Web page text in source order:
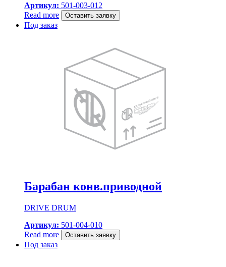
Артикул: 501-003-012
Read more
Оставить заявку
Под заказ
Барабан конв.приводной
DRIVE DRUM
Артикул: 501-004-010
Read more
Оставить заявку
Под заказ